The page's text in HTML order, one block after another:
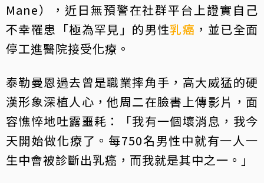
Mane），近日無預警在社群平台上證實自己
不幸罹患「極為罕見」的男性乳癌 ，並已全面
停工進醫院接受化療。
泰勒曼恩過去曾是職業摔角手，高大威猛的硬
漢形象深植人心，他周二在臉書上傳影片，面
容憔悴地吐露噩耗：「我有一個壞消息，我今
天開始做化療了。每750名男性中就有一人一
生中會被診斷出乳癌，而我就是其中之一。」